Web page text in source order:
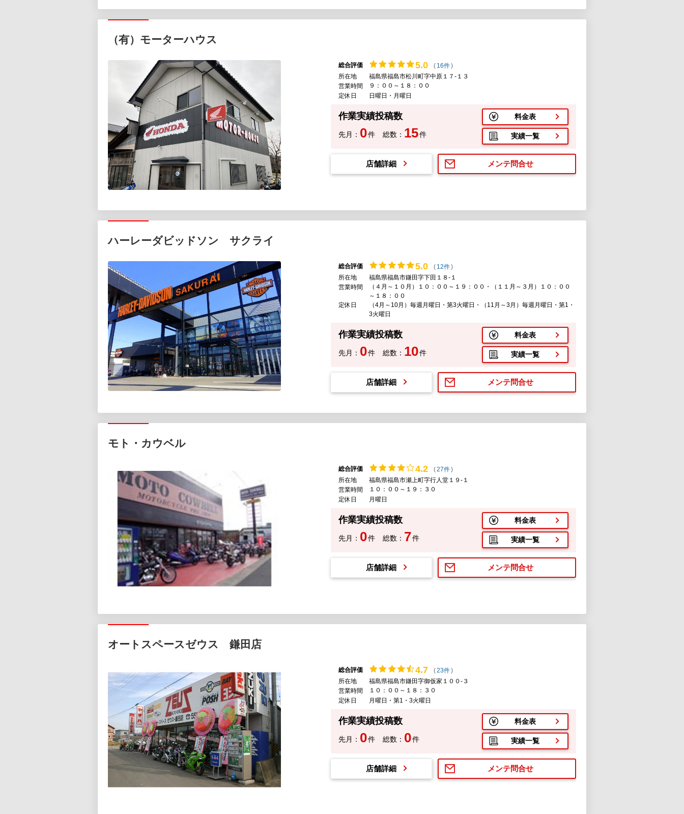
（有）モーターハウス
総合評価 5.0 ( 16件)
所在地
福島県福島市松川町字中原１７-１３
営業時間
９：００～１８：００
定休日
日曜日・月曜日
作業実績投稿数
先月： 0件 総数： 15件
料金表
実績一覧
メンテ問合せ
店舗詳細
ハーレーダビッドソン サクライ
総合評価 5.0 ( 12件)
所在地
福島県福島市鎌田字下田１８-１
営業時間
（４月～１０月）１０：００～１９：００・（１１月～３月）１０：００
～１８：００
定休日
（4月～10月）毎週月曜日・第3火曜日・（11月～3月）毎週月曜日・第1・
3火曜日
作業実績投稿数
先月： 0件 総数： 10件
料金表
実績一覧
メンテ問合せ
店舗詳細
モト・カウベル
総合評価 4.2 (27件)
所在地
福島県福島市瀬上町字行人堂１９-１
営業時間
１０：００～１９：３０
定休日
月曜日
作業実績投稿数
先月： 0件 総数： 7件
料金表
実績一覧
メンテ問合せ
店舗詳細
オートスペースゼウス 鎌田店
総合評価 4.7 (23件)
所在地
福島県福島市鎌田字御仮家１００-３
営業時間
１０：００～１８：３０
定休日
月曜日・第1・3火曜日
作業実績投稿数
先月： 0件 総数： 0件
料金表
実績一覧
メンテ問合せ
店舗詳細